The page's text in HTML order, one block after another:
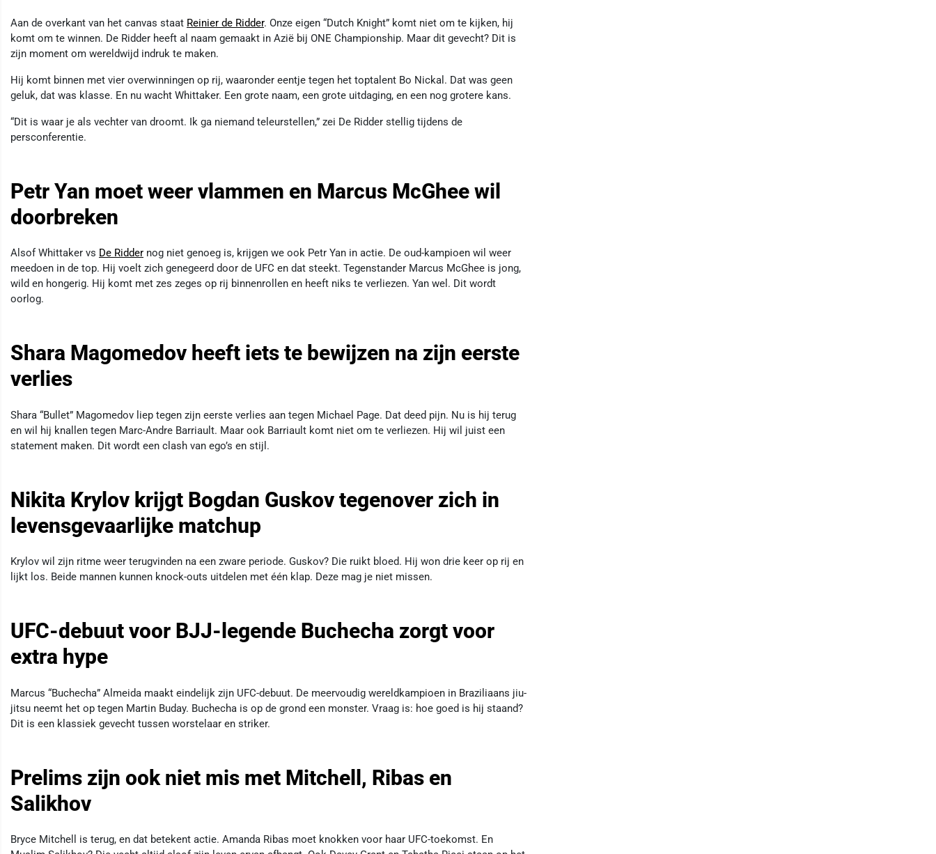
Aan de overkant van het canvas staat Reinier de Ridder. Onze eigen “Dutch Knight” komt niet om te kijken, hij
komt om te winnen. De Ridder heeft al naam gemaakt in Azië bij ONE Championship. Maar dit gevecht? Dit is
zijn moment om wereldwijd indruk te maken.
Hij komt binnen met vier overwinningen op rij, waaronder eentje tegen het toptalent Bo Nickal. Dat was geen
geluk, dat was klasse. En nu wacht Whittaker. Een grote naam, een grote uitdaging, en een nog grotere kans.
“Dit is waar je als vechter van droomt. Ik ga niemand teleurstellen,” zei De Ridder stellig tijdens de
persconferentie.
Petr Yan moet weer vlammen en Marcus McGhee wil
doorbreken
Alsof Whittaker vs De Ridder nog niet genoeg is, krijgen we ook Petr Yan in actie. De oud-kampioen wil weer
meedoen in de top. Hij voelt zich genegeerd door de UFC en dat steekt. Tegenstander Marcus McGhee is jong,
wild en hongerig. Hij komt met zes zeges op rij binnenrollen en heeft niks te verliezen. Yan wel. Dit wordt
oorlog.
Shara Magomedov heeft iets te bewijzen na zijn eerste
verlies
Shara “Bullet” Magomedov liep tegen zijn eerste verlies aan tegen Michael Page. Dat deed pijn. Nu is hij terug
en wil hij knallen tegen Marc-Andre Barriault. Maar ook Barriault komt niet om te verliezen. Hij wil juist een
statement maken. Dit wordt een clash van ego’s en stijl.
Nikita Krylov krijgt Bogdan Guskov tegenover zich in
levensgevaarlijke matchup
Krylov wil zijn ritme weer terugvinden na een zware periode. Guskov? Die ruikt bloed. Hij won drie keer op rij en
lijkt los. Beide mannen kunnen knock-outs uitdelen met één klap. Deze mag je niet missen.
UFC-debuut voor BJJ-legende Buchecha zorgt voor
extra hype
Marcus “Buchecha” Almeida maakt eindelijk zijn UFC-debuut. De meervoudig wereldkampioen in Braziliaans jiu-
jitsu neemt het op tegen Martin Buday. Buchecha is op de grond een monster. Vraag is: hoe goed is hij staand?
Dit is een klassiek gevecht tussen worstelaar en striker.
Prelims zijn ook niet mis met Mitchell, Ribas en
Salikhov
Bryce Mitchell is terug, en dat betekent actie. Amanda Ribas moet knokken voor haar UFC-toekomst. En